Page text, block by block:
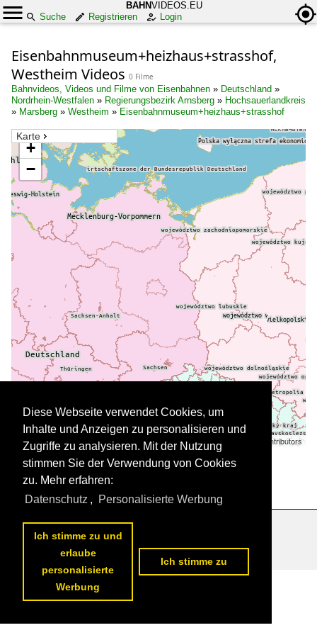
BAHNVIDEOS.EU
Suche
Registrieren Login
Eisenbahnmuseum+heizhaus+strasshof,
Westheim Videos 0 Filme
Bahnvideos, Videos und Filme von Eisenbahnen » Deutschland »
Nordrhein-Westfalen » Regierungsbezirk Arnsberg » Hochsauerlandkreis
» Marsberg » Westheim » Eisenbahnmuseum+heizhaus+strasshof
Karte
+
−
Leaflet | © contributors
Daten werden geladen
Datenschutzerklärung
Diese Webseite verwendet Cookies, um
Inhalte und Anzeigen zu personalisieren und
Zugriffe zu analysieren. Mit der Nutzung
stimmen Sie der Verwendung von Cookies
zu. Mehr erfahren:
Datenschutz , Personalisierte Werbung
Ich stimme zu und
erlaube
personalisierte
Werbung
Ich stimme zu